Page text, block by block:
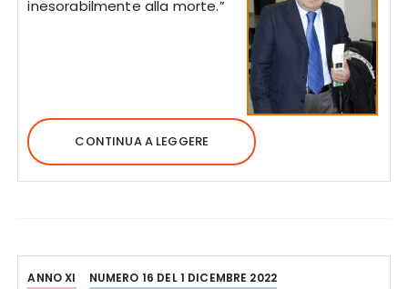
inesorabilmente alla morte.”
CONTINUA A LEGGERE
ANNO XI NUMERO 16 DEL 1 DICEMBRE 2022